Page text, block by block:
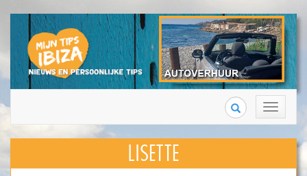
Toggle
navigation
Search
LISETTE